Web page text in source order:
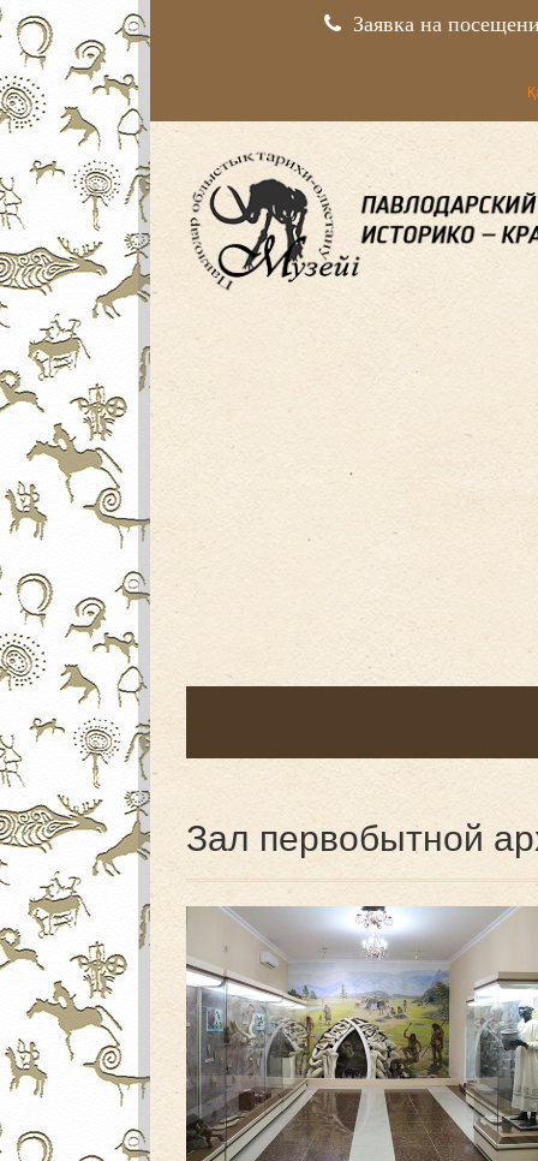
Заявка на
Зал первобытной